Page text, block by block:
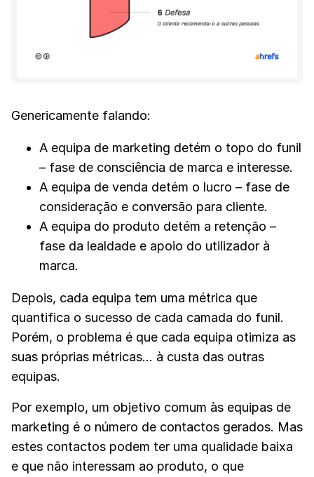
Genericamente falando:
A equipa de marketing detém o topo do funil
– fase de consciência de marca e interesse.
A equipa de venda detém o lucro – fase de
consideração e conversão para cliente.
A equipa do produto detém a retenção –
fase da lealdade e apoio do utilizador à
marca.
Depois, cada equipa tem uma métrica que
quantifica o sucesso de cada camada do funil.
Porém, o problema é que cada equipa otimiza as
suas próprias métricas... à custa das outras
equipas.
Por exemplo, um objetivo comum às equipas de
marketing é o número de contactos gerados. Mas
estes contactos podem ter uma qualidade baixa
e que não interessam ao produto, o que